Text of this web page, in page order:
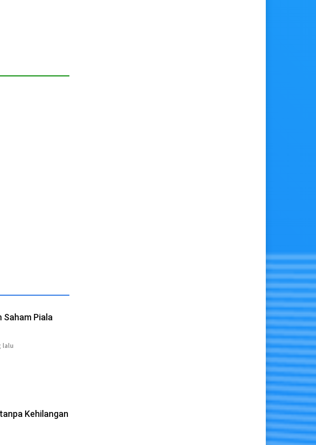
Saham Piala
lalu
Kehilangan